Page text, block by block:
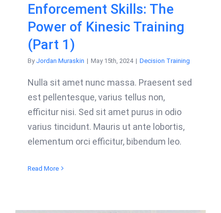
Enforcement Skills: The
Power of Kinesic Training
(Part 1)
By Jordan Muraskin | May 15th, 2024 | Decision Training
Nulla sit amet nunc massa. Praesent sed
est pellentesque, varius tellus non,
efficitur nisi. Sed sit amet purus in odio
varius tincidunt. Mauris ut ante lobortis,
elementum orci efficitur, bibendum leo.
Read More